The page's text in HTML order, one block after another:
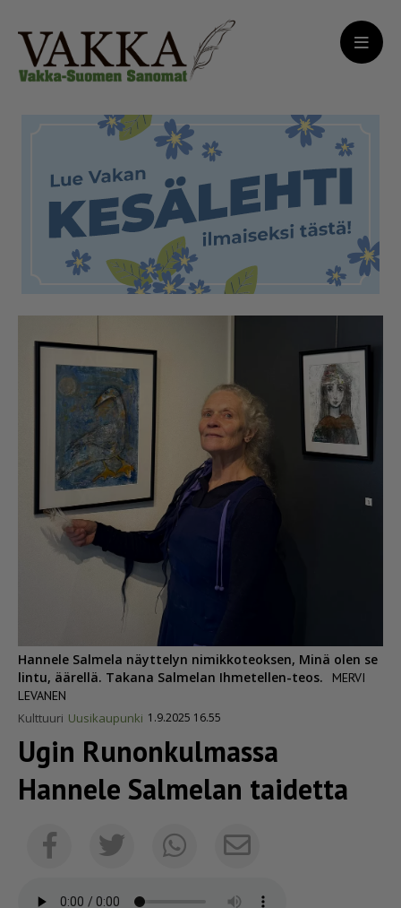
Hannele Salmela näyttelyn nimikkoteoksen, Minä olen se
lintu, äärellä. Takana Salmelan Ihmetellen-teos.
MERVI
LEVANEN
Kulttuuri Uusikaupunki 1.9.2025 16.55
Ugin Runonkulmassa
Hannele Salmelan taidetta
FacebookTwitterWhatsappSähköposti